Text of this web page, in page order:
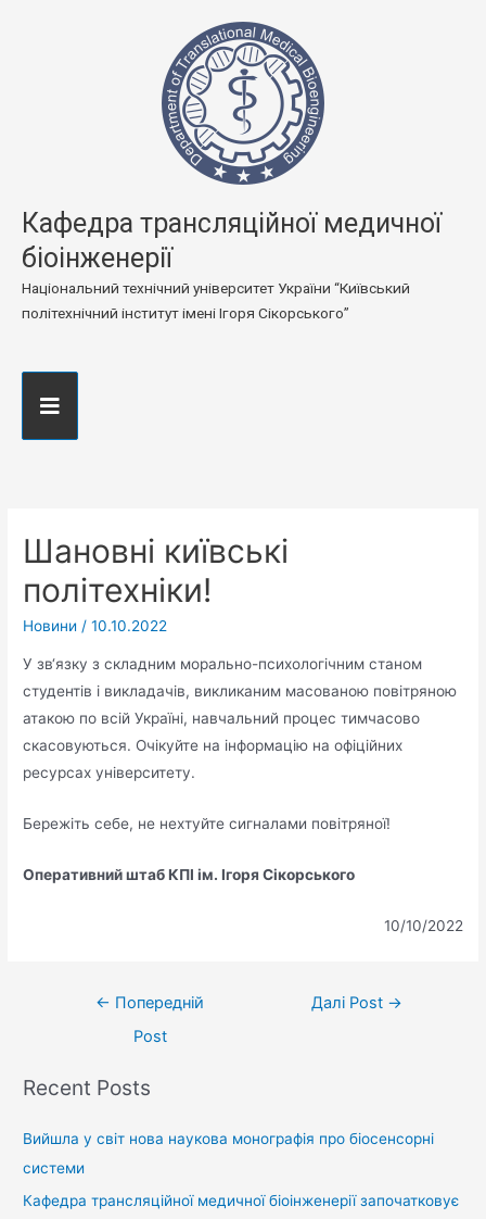
Кафедра трансляційної медичної
біоінженерії
Національний технічний університет України “Київський
політехнічний інститут імені Ігоря Сікорського”
Шановні київські
політехніки!
Новини /10.10.2022
У зв‘язку з складним морально-психологічним станом
студентів і викладачів, викликаним масованою повітряною
атакою по всій Україні, навчальний процес тимчасово
скасовуються. Очікуйте на інформацію на офіційних
ресурсах університету.
Бережіть себе, не нехтуйте сигналами повітряної!
Оперативний штаб КПІ ім. Ігоря Сікорського
10/10/2022
← Попередній
Post
Далі Post →
Recent Posts
Вийшла у світ нова наукова монографія про біосенсорні
системи
Кафедра трансляційної медичної біоінженерії започатковує